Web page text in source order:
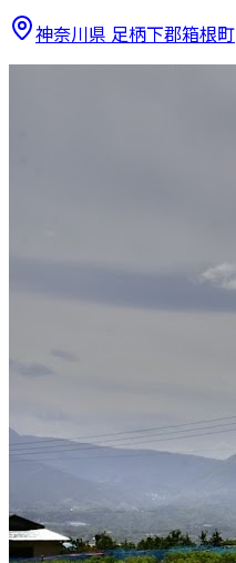
神奈川県 足柄下郡箱根町